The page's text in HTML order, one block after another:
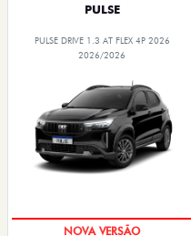
PULSE
PULSE DRIVE 1.3 AT FLEX 4P 2026
2026/2026
PREÇO IMPERDÍVEL